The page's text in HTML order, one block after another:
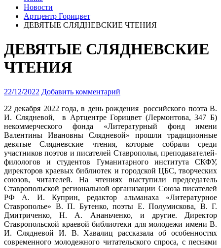
Новости
Артцентр Горицвет
ДЕВЯТЫЕ СЛЯДНЕВСКИЕ ЧТЕНИЯ
ДЕВЯТЫЕ СЛЯДНЕВСКИЕ
ЧТЕНИЯ
22/12/2022 Добавить комментарий
22 декабря 2022 года, в день рождения российского поэта В.
И. Слядневой, в Артцентре Горицвет (Лермонтова, 347 Б)
некоммерческого фонда «Литературный фонд имени
Валентины Ивановны Слядневой» прошли традиционные
девятые Слядневские чтения, которые собрали среди
участников поэтов и писателей Ставрополья, преподавателей-
филологов и студентов Гуманитарного института СКФУ,
директоров краевых библиотек и городской ЦБС, творческих
союзов, читателей. На чтениях выступили председатель
Ставропольской региональной организации Союза писателей
РФ А. И. Куприн, редактор альманаха «Литературное
Ставрополье» В. П. Бутенко, поэты Е. Полумискова, В. Г.
Дмитриченко, Н. А. Ананьченко, и другие. Директор
Ставропольской краевой библиотеки для молодежи имени В.
И. Слядневой И. В. Хавалиц рассказала об особенностях
современного молодежного читательского спроса, c песнями